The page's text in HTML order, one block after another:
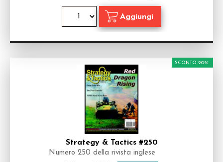
Strategy & Tactics #250
Numero 250 della rivista inglese
SCONTO 20%